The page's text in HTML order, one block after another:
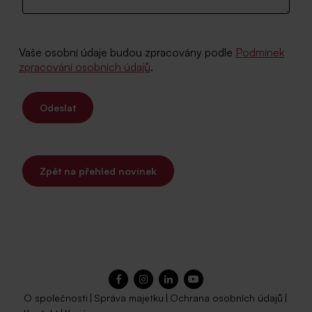
Vaše osobní údaje budou zpracovány podle Podmínek
zpracování osobních údajů.
Odeslat
Zpět na přehled novinek
O společnosti | Správa majetku | Ochrana osobních údajů |